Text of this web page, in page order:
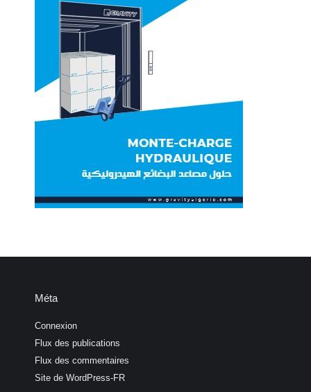
Méta
Connexion
Flux des publications
Flux des commentaires
Site de WordPress-FR